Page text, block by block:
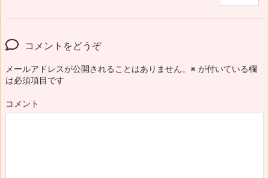
コメントをどうぞ
メールアドレスが公開されることはありません。 ※ が付いている欄
は必須項目です
コメント